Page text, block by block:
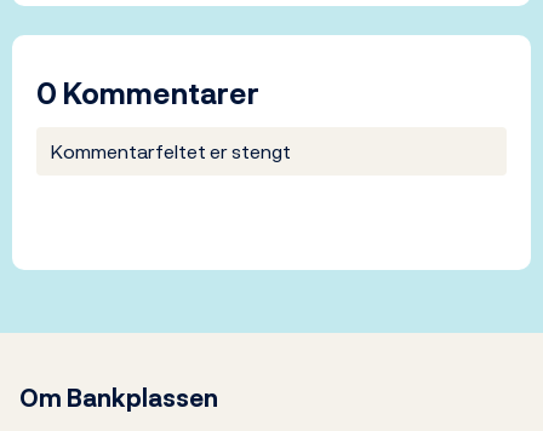
0 Kommentarer
Kommentarfeltet er stengt
Om Bankplassen